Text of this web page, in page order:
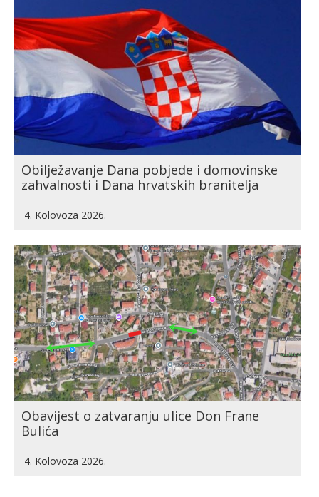
Obilježavanje Dana pobjede i domovinske
zahvalnosti i Dana hrvatskih branitelja
4. Kolovoza 2026.
Obavijest o zatvaranju ulice Don Frane
Bulića
4. Kolovoza 2026.